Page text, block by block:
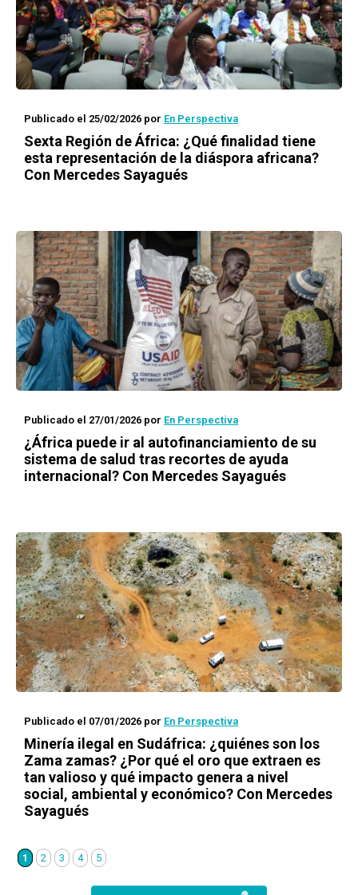
Publicado el 25/02/2026 por En Perspectiva
Sexta Región de África: ¿Qué finalidad tiene
esta representación de la diáspora africana?
Con Mercedes Sayagués
Publicado el 27/01/2026 por En Perspectiva
¿África puede ir al autofinanciamiento de su
sistema de salud tras recortes de ayuda
internacional? Con Mercedes Sayagués
Publicado el 07/01/2026 por En Perspectiva
Minería ilegal en Sudáfrica: ¿quiénes son los
Zama zamas? ¿Por qué el oro que extraen es
tan valioso y qué impacto genera a nivel
social, ambiental y económico? Con Mercedes
Sayagués
1 2 3 4 5